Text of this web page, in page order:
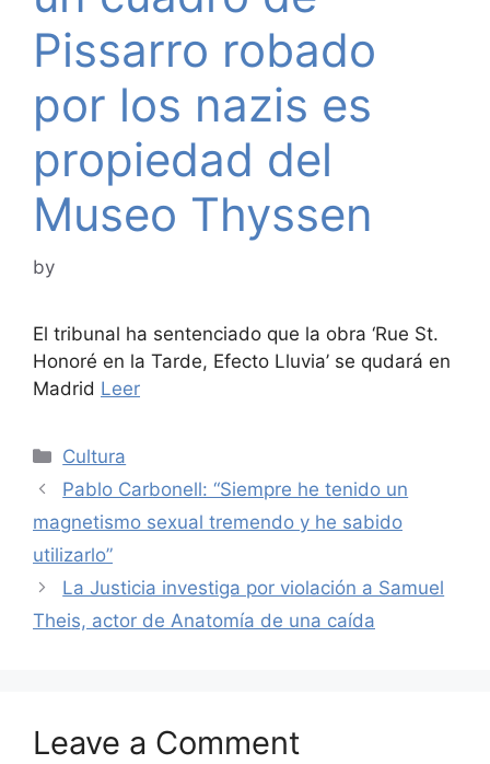
Pissarro robado
por los nazis es
propiedad del
Museo Thyssen
by
El tribunal ha sentenciado que la obra ‘Rue St.
Honoré en la Tarde, Efecto Lluvia’ se qudará en
Madrid Leer
Categories
Cultura
Pablo Carbonell: “Siempre he tenido un
magnetismo sexual tremendo y he sabido
utilizarlo”
La Justicia investiga por violación a Samuel
Theis, actor de Anatomía de una caída
Leave a Comment